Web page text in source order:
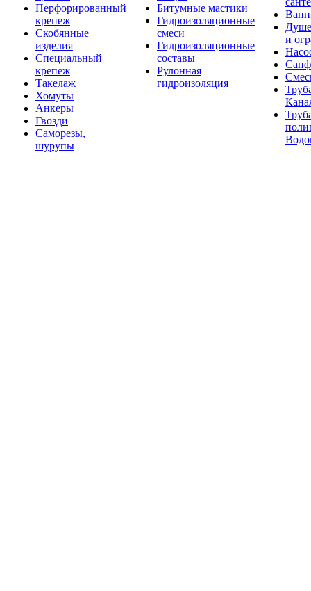
Перфорированный
крепеж
Скобянные
изделия
Специальный
крепеж
Такелаж
Хомуты
Анкеры
Гвозди
Саморезы,
шурупы
Битумные мастики
Гидроизоляционные
смеси
Гидроизоляционные
составы
Рулонная
гидроизоляция
и